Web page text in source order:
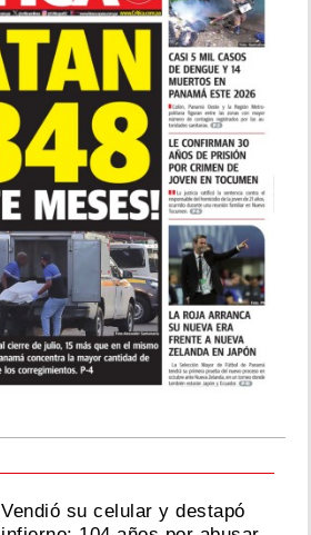
Vendió su celular y destapó